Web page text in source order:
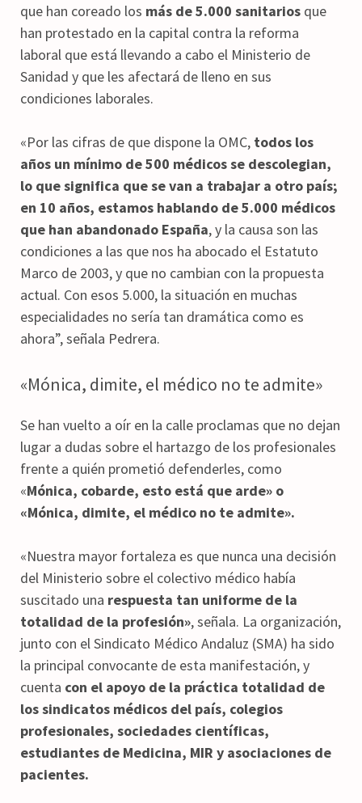
que han coreado los más de 5.000 sanitarios que
han protestado en la capital contra la reforma
laboral que está llevando a cabo el Ministerio de
Sanidad y que les afectará de lleno en sus
condiciones laborales.
«Por las cifras de que dispone la OMC, todos los
años un mínimo de 500 médicos se descolegian,
lo que significa que se van a trabajar a otro país;
en 10 años, estamos hablando de 5.000 médicos
que han abandonado España, y la causa son las
condiciones a las que nos ha abocado el Estatuto
Marco de 2003, y que no cambian con la propuesta
actual. Con esos 5.000, la situación en muchas
especialidades no sería tan dramática como es
ahora”, señala Pedrera.
«Mónica, dimite, el médico no te admite»
Se han vuelto a oír en la calle proclamas que no dejan
lugar a dudas sobre el hartazgo de los profesionales
frente a quién prometió defenderles, como
«Mónica, cobarde, esto está que arde» o
«Mónica, dimite, el médico no te admite».
«Nuestra mayor fortaleza es que nunca una decisión
del Ministerio sobre el colectivo médico había
suscitado una respuesta tan uniforme de la
totalidad de la profesión», señala. La organización,
junto con el Sindicato Médico Andaluz (SMA) ha sido
la principal convocante de esta manifestación, y
cuenta con el apoyo de la práctica totalidad de
los sindicatos médicos del país, colegios
profesionales, sociedades científicas,
estudiantes de Medicina, MIR y asociaciones de
pacientes.